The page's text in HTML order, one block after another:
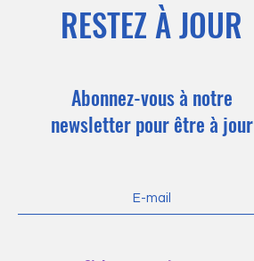
RESTEZ À JOUR
Abonnez-vous à notre
newsletter pour être à jour